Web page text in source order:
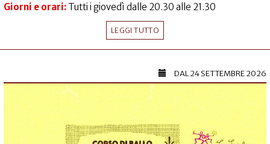
Giorni e orari: Tutti i giovedì dalle 20.30 alle 21.30
LEGGI TUTTO
DAL24 SETTEMBRE 2026